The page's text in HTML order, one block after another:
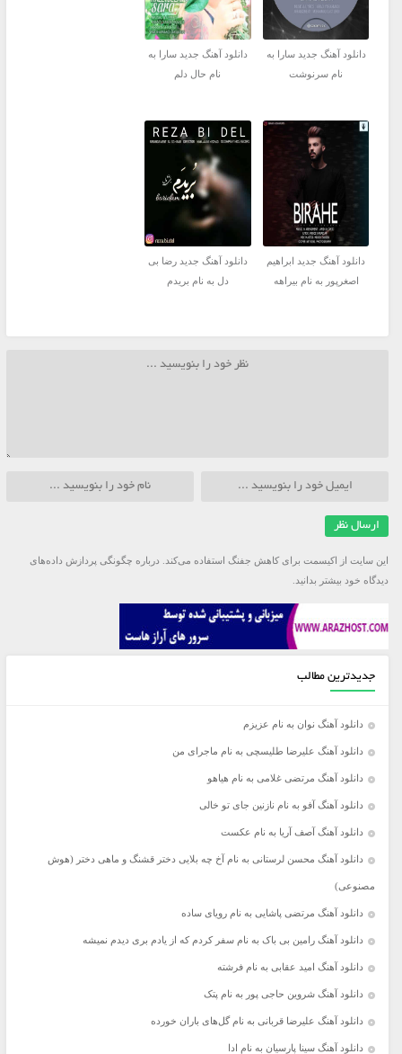
دانلود آهنگ جدید سارا به
نام سرنوشت
دانلود آهنگ جدید سارا به
نام حال دلم
دانلود آهنگ جدید ابراهیم
اصغرپور به نام بیراهه
دانلود آهنگ جدید رضا بی
دل به نام بریدم
این سایت از اکیسمت برای کاهش جفنگ استفاده می‌کند. درباره چگونگی پردازش داده‌های
دیدگاه خود بیشتر بدانید.
جدیدترین مطالب
دانلود آهنگ نوان به نام عزیزم
دانلود آهنگ علیرضا طلیسچی به نام ماجرای من
دانلود آهنگ مرتضی غلامی به نام هیاهو
دانلود آهنگ آفو به نام نازنین جای تو خالی
دانلود آهنگ آصف آریا به نام عکست
دانلود آهنگ محسن لرستانی به نام آخ چه بلایی دختر قشنگ و ماهی دختر (هوش
مصنوعی)
دانلود آهنگ مرتضی پاشایی به نام رویای ساده
دانلود آهنگ رامین بی باک به نام سفر کردم که از یادم بری دیدم نمیشه
دانلود آهنگ امید عقابی به نام فرشته
دانلود آهنگ شروین حاجی پور به نام پتک
دانلود آهنگ علیرضا قربانی به نام گل‌های باران خورده
دانلود آهنگ سینا پارسیان به نام ادا